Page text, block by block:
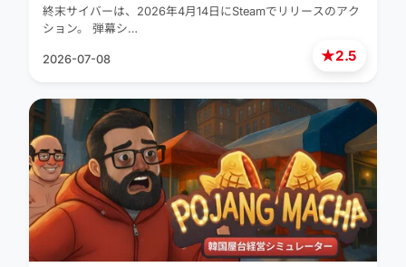
★2.5
終末サイバーは、2026年4月14日にSteamでリリースのアク
ション。 弾幕シ…
2026-07-08